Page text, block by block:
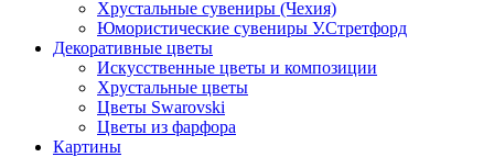
Хрустальные сувениры (Чехия)
Юмористические сувениры У.Стретфорд
Декоративные цветы
Искусственные цветы и композиции
Хрустальные цветы
Цветы Swarovski
Цветы из фарфора
Картины